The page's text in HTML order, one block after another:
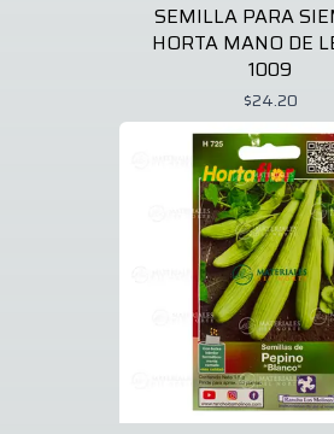
SEMILLA PARA
HORTA MANO DE
1009
$24.20